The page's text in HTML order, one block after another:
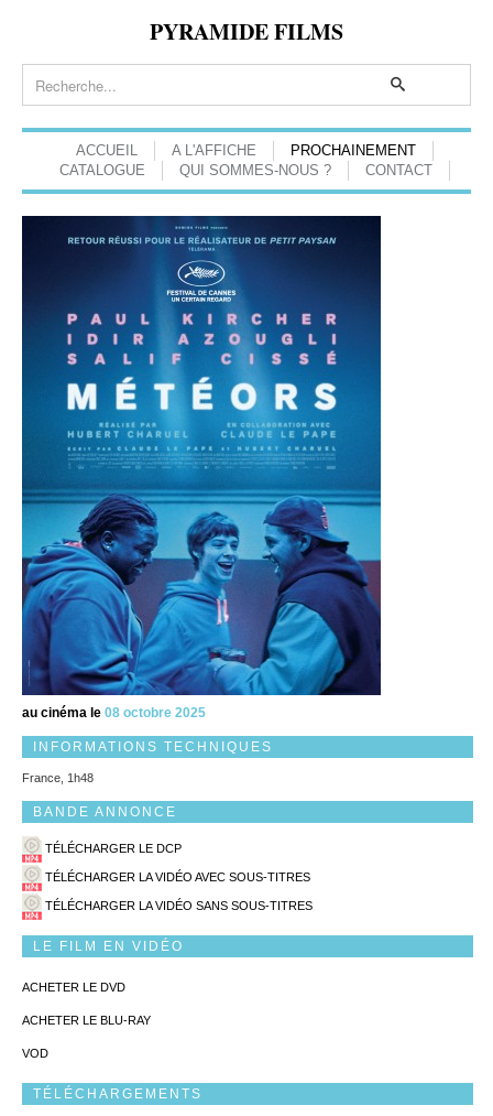
PYRAMIDE FILMS
ACCUEIL A L'AFFICHE
PROCHAINEMENT
CATALOGUE
QUI SOMMES-NOUS ? CONTACT
au cinéma le 08 octobre 2025
INFORMATIONS TECHNIQUES
France, 1h48
BANDE ANNONCE
TÉLÉCHARGER LE DCP
TÉLÉCHARGER LA VIDÉO AVEC SOUS-TITRES
TÉLÉCHARGER LA VIDÉO SANS SOUS-TITRES
LE FILM EN VIDÉO
ACHETER LE DVD
ACHETER LE BLU-RAY
VOD
TÉLÉCHARGEMENTS